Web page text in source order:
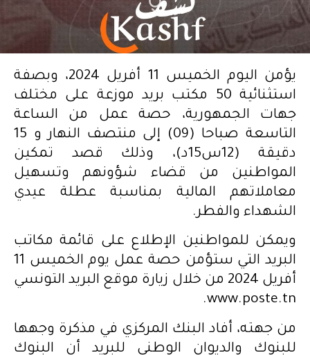
يؤمن اليوم الخميس 11 أفريل 2024، وبصفة
استثنائية 50 مكتب بريد موزعة على مختلف
جهات الجمهورية، حصة عمل من الساعة
التاسعة صباحا (09) إلى منتصف النهار و 15
دقيقة (12س15د)، وذلك قصد تمكين
المواطنين من قضاء شؤونهم وتسهيل
معاملاتهم المالية بمناسبة عطلة عيدي
الشهداء والفطر.
ويمكن للمواطنين الإطلاع على قائمة مكاتب
البريد التي ستؤمن حصة عمل يوم الخميس 11
أفريل 2024 من خلال زيارة موقع البريد التونسي
www.poste.tn.
من جهته، أفاد البنك المركزي في مذكرة وجهها
للبنوك والديوان الوطني للبريد أن البنوك